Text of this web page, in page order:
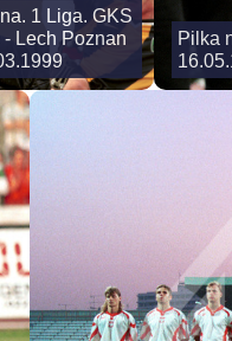
1 Liga. GKS
- Lech Poznan
Pilka